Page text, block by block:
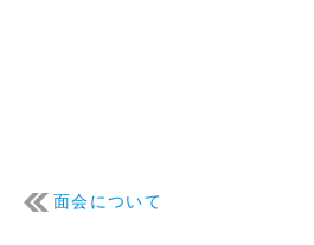
面会について